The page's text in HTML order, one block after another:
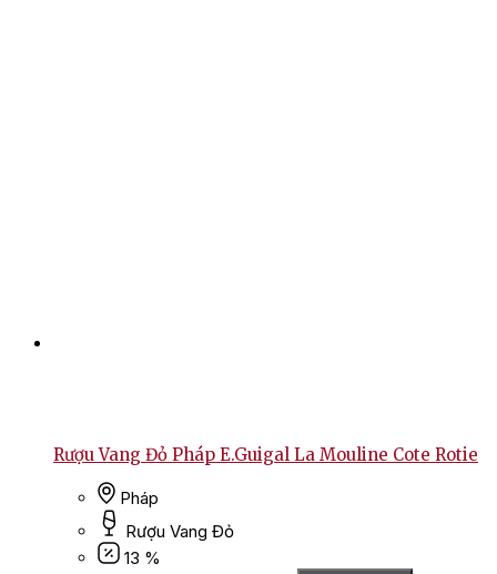
Rượu Vang Đỏ Pháp E.Guigal La Mouline Cote Rotie
Pháp
Rượu Vang Đỏ
13 %